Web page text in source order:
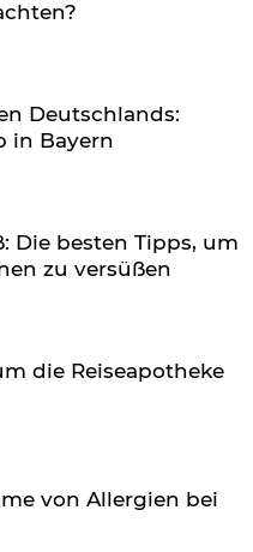
Deutschlands:
in Bayern
Die besten Tipps, um
zu versüßen
die Reiseapotheke
von Allergien bei